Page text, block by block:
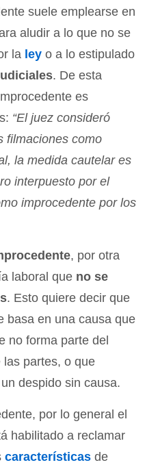
suele emplearse en
aludir a lo que no se
la ley o a lo estipulado
. De esta
es
“El juez consideró
filmaciones como
la medida cautelar es
interpuesto por el
improcedente por los
, por otra
laboral que no se
. Esto quiere decir que
basa en una causa que
no forma parte del
partes, o que
despido sin causa.
por lo general el
habilitado a reclamar
características de